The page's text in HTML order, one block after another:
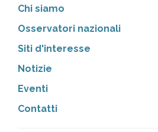
Chi siamo
Osservatori nazionali
Siti d'interesse
Notizie
Eventi
Contatti